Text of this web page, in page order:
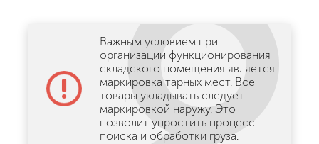
Важным условием при
организации функционирования
складского помещения является
маркировка тарных мест. Все
товары укладывать следует
маркировкой наружу. Это
позволит упростить процесс
поиска и обработки груза.